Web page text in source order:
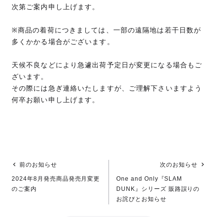
次第ご案内申し上げます。
※商品の着荷につきましては、一部の遠隔地は若干日数が
多くかかる場合がございます。
天候不良などにより急遽出荷予定日が変更になる場合もご
ざいます。
その際には急ぎ連絡いたしますが、ご理解下さいますよう
何卒お願い申し上げます。
前のお知らせ
2024年8月発売商品発売月変更
のご案内
次のお知らせ
One and Only『SLAM
DUNK』シリーズ 販路誤りの
お詫びとお知らせ